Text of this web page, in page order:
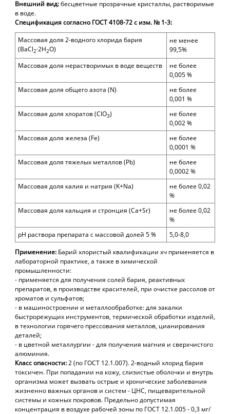
Внешний вид:бесцветные прозрачные кристаллы, растворимые
в воде.
Спецификация согласно ГОСТ 4108-72 с изм. № 1-3:
Массовая доля 2-водного хлорида бария
(BaCl2·2Н2O)
не менее
99,5%
Массовая доля нерастворимых в воде веществ
не более
0,005%
Массовая доля общего азота (N)
не более
0,001 %
Массовая доля хлоратов (ClO3)
не более
0,002%
Массовая доля железа (Fe)
не более
0,0001 %
Массовая доля тяжелых металлов (Рb)
не более
0,0002%
Массовая доля калия и натрия (K+Na)
не более 0,02
%
Массовая доля кальция и стронция (Ca+Sr)
не более 0,02
%
рН раствора препарата с массовой долей 5 %
5,0-8,0
Применение: Барий хлористый квалификации хч применяется в
лабораторной практике, а также вхимической
промышленности:
- применяется для получения солей бария, реактивных
препаратов, в производстве красителей, при очистке рассолов от
хроматов и сульфатов;
- в машиностроении и металлообработке: для закалки
быстрорежущих инструментов, термической обработки изделий,
в технологии горячего прессования металлов, цианирования
деталей;
- в цветной металлургии - для получения магния и сверхчистого
алюминия.
Класс опасности:2 (по ГОСТ 12.1.007). 2-водный хлорид бария
токсичен. При попадании на кожу, слизистые оболочки и внутрь
организма может вызвать острые и хронические заболевания
жизненно важных органов и систем - ЦНС, пищеварительной
системы и кожных покровов. Предельно допустимая
концентрация в воздухе рабочей зоны по ГОСТ 12.1.005 - 0,3 мг/